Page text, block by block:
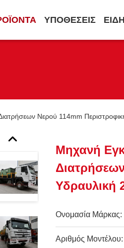
ΥΠΟΘΈΣΕΙΣ
Νερού 114mm
Μηχανή
Υδραυλική
Ονομασία Μάρκας:
Αριθμός Μοντέλου: